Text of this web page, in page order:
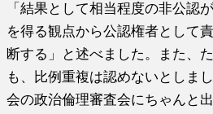
「結果として相当程度の非公認
を得る観点から公認権者として
断する」と述べました。また、
も、比例重複は認めないとしま
会の政治倫理審査会にちゃんと